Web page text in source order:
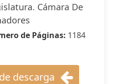
Cámara De
de Páginas: 1184
descarga